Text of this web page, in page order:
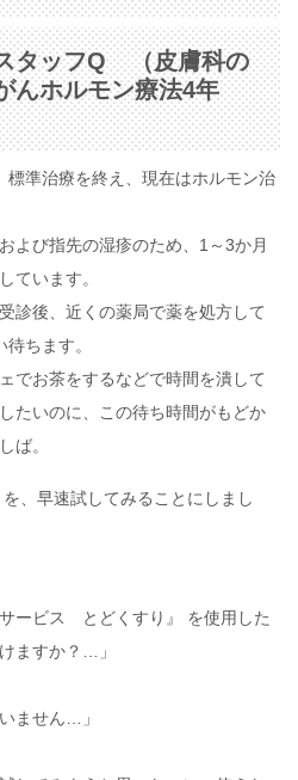
タッフQ （皮膚科の
んホルモン療法4年
準治療を終え、現在はホルモン治
よび指先の湿疹のため、1～3か月
ています。
診後、近くの薬局で薬を処方して
ちます。
でお茶をするなどで時間を潰して
たいのに、この待ち時間がもどか
ば。
、早速試してみることにしまし
ービス とどくすり』 を使用した
ますか？…」
ません…」